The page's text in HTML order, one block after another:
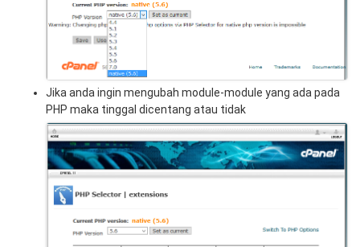
Jika anda ingin mengubah module-module yang ada pada
PHP maka tinggal dicentang atau tidak